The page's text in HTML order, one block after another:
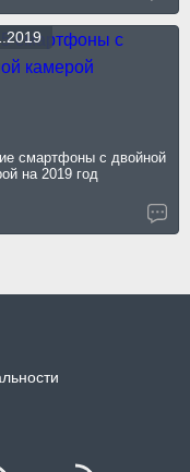
смартфоны с двойной
на 2019 год